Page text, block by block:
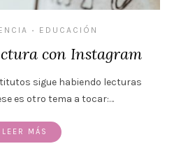
• EDUCACIÓN
con Instagram
sigue habiendo lecturas
es otro tema a tocar:…
LEER MÁS